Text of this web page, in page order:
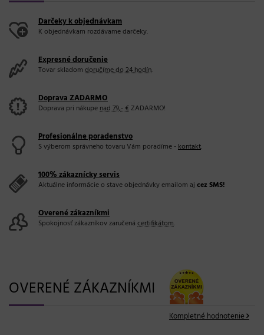
Darčeky k objednávkam
K objednávkam rozdávame darčeky.
Expresné doručenie
Tovar skladom doručíme do 24 hodín.
Doprava ZADARMO
Doprava pri nákupenad 79,- €ZADARMO!
Profesionálne poradenstvo
S výberom správneho tovaru Vám poradíme -kontakt.
100% zákaznícky servis
Aktuálne informácie o stave objednávky emailom aj cez SMS!
Overené zákazníkmi
Spokojnosť zákazníkov zaručená certifikátom.
OVERENÉ ZÁKAZNÍKMI
Kompletné hodnotenie